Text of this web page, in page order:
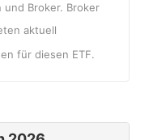
und Broker. Broker
aktuell
für diesen ETF.